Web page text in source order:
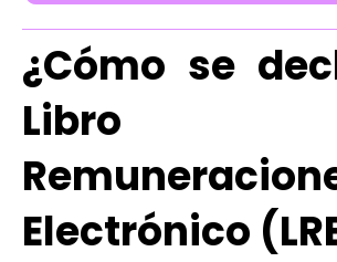
¿Cómo se
Libro
Electrónico